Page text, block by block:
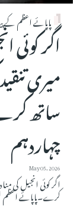
پاپائے اعظم کے
اگر
میری
ساتھ
چہاردہم
May 05, 2026
اگر کوئی انجیل کی
کرے۔پاپائے اعظم